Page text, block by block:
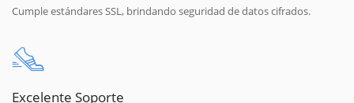
Cumple estándares SSL, brindando seguridad de datos cifrados.
Excelente Soporte